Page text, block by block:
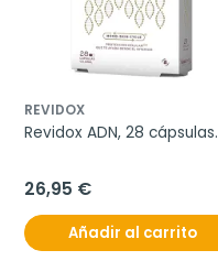
REVIDOX
Revidox ADN, 28 cápsulas.
26,95 €
Añadir al carrito